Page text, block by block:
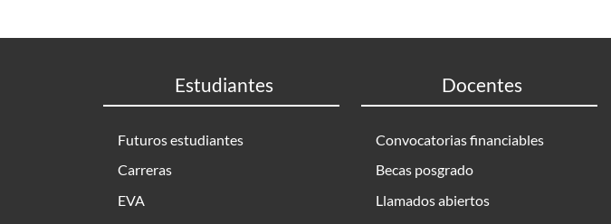
Estudiantes
Futuros estudiantes
Carreras
EVA
Docentes
Convocatorias financiables
Becas posgrado
Llamados abiertos